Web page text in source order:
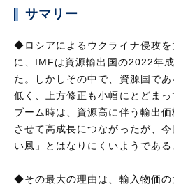
サマリー
◆ロシアによるウクライナ侵攻を
に、IMFは資源輸出国の2022年
た。しかしその中で、資源国で
低く、上方修正も小幅にとどま
ブーム時は、資源高に伴う輸出
させて高成長につながったが、
い風」とはなりにくいようである
◆その最大の理由は、輸入物価の